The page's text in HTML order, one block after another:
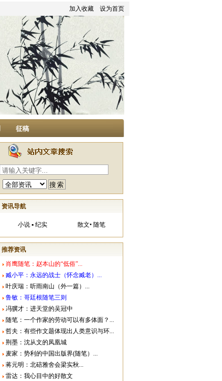
加入收藏 设为首页
征稿
资讯导航
小说 ▪ 纪实 散文• 随笔
推荐资讯
肖鹰随笔：赵本山的“低俗”...
臧小平：永远的战士（怀念臧老）...
叶庆瑞：听雨南山（外一篇）...
鲁敏：哥廷根随笔三则
冯骥才：进天堂的吴冠中
随笔：一个作家的劳动可以有多体面？...
哲夫：有些作文题体现出人类意识与环...
荆墨：沈从文的凤凰城
麦家：势利的中国出版界(随笔）...
蒋元明：北碚雅舍会梁实秋...
雷达：我心目中的好散文